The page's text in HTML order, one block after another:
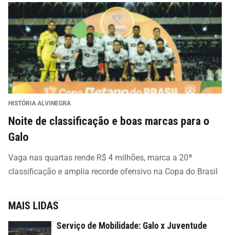
HISTÓRIA ALVINEGRA
Noite de classificação e boas marcas para o
Galo
Vaga nas quartas rende R$ 4 milhões, marca a 20ª
classificação e amplia recorde ofensivo na Copa do Brasil
MAIS LIDAS
Serviço de Mobilidade: Galo x Juventude